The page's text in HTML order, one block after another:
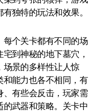
独特的玩法和效果。
个关卡都有不同的场
到神秘的地下墓穴，
场景的多样性让人惊
和能力也各不相同，有
有些会反击，玩家需
武器和策略。关卡中